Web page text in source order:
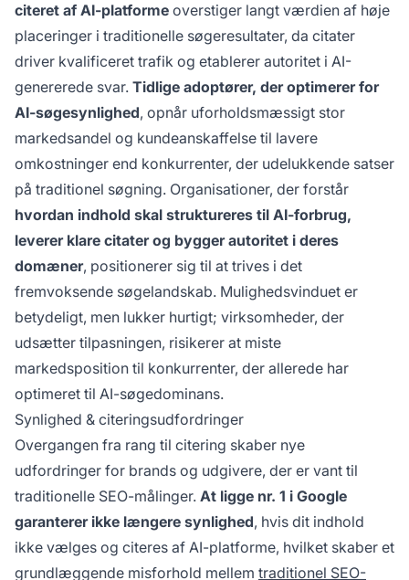
citeret af AI-platforme overstiger langt værdien af høje
placeringer i traditionelle søgeresultater, da citater
driver kvalificeret trafik og etablerer autoritet i AI-
genererede svar. Tidlige adoptører, der optimerer for
AI-søgesynlighed, opnår uforholdsmæssigt stor
markedsandel og kundeanskaffelse til lavere
omkostninger end konkurrenter, der udelukkende satser
på traditionel søgning. Organisationer, der forstår
hvordan indhold skal struktureres til AI-forbrug,
leverer klare citater og bygger autoritet i deres
domæner, positionerer sig til at trives i det
fremvoksende søgelandskab. Mulighedsvinduet er
betydeligt, men lukker hurtigt; virksomheder, der
udsætter tilpasningen, risikerer at miste
markedsposition til konkurrenter, der allerede har
optimeret til AI-søgedominans.
Synlighed & citeringsudfordringer
Overgangen fra rang til citering skaber nye
udfordringer for brands og udgivere, der er vant til
traditionelle SEO-målinger. At ligge nr. 1 i Google
garanterer ikke længere synlighed, hvis dit indhold
ikke vælges og citeres af AI-platforme, hvilket skaber et
grundlæggende misforhold mellem traditionel SEO-